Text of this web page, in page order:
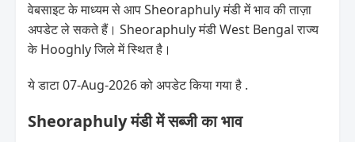
वेबसाइट के माध्यम से आप Sheoraphuly मंडी में भाव की ताज़ा
अपडेट ले सकते हैं। Sheoraphuly मंडी West Bengal राज्य
के Hooghly जिले में स्थित है।
ये डाटा 07-Aug-2026 को अपडेट किया गया है .
Sheoraphuly मंडी में सब्जी का भाव